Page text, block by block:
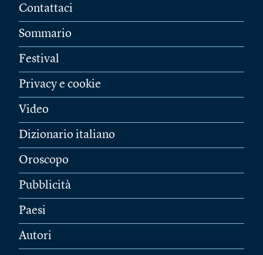
Contattaci
Sommario
Festival
Privacy e cookie
Video
Dizionario italiano
Oroscopo
Pubblicità
Paesi
Autori